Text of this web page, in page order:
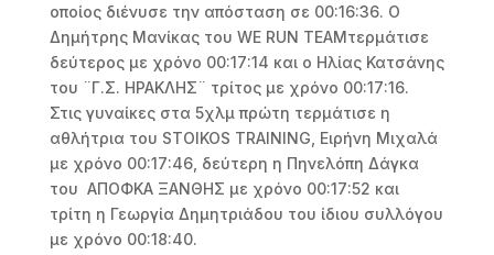
οποίος διένυσε την απόσταση σε 00:16:36. Ο
Δημήτρης Μανίκας του WE RUN TEAMτερμάτισε
δεύτερος με χρόνο 00:17:14 και ο Ηλίας Κατσάνης
του ¨Γ.Σ. ΗΡΑΚΛΗΣ¨ τρίτος με χρόνο 00:17:16.
Στις γυναίκες στα 5χλμ πρώτη τερμάτισε η
αθλήτρια του STOIKOS TRAINING, Ειρήνη Μιχαλά
με χρόνο 00:17:46, δεύτερη η Πηνελόπη Δάγκα
του ΑΠΟΦΚΑ ΞΑΝΘΗΣ με χρόνο 00:17:52 και
τρίτη η Γεωργία Δημητριάδου του ίδιου συλλόγου
με χρόνο 00:18:40.